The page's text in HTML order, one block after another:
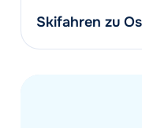
Skifahren zu